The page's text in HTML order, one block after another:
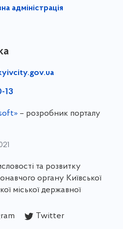
адміністрація
13
– розробник порталу
та розвитку
органу Київської
міської державної
Twitter